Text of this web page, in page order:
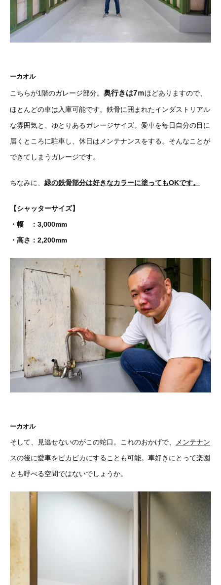
ーカオル
こちらが1階のガレージ部分。 奥行きは7ｍほどありますので、
ほとんどの車は入庫可能です。鉄骨に囲まれたインダストリアル
な雰囲気と、ゆとりあるガレージサイズ。愛車を毎日自分の目に
届くところに駐車し、休日はメンテナンスをする。そんなことが
できてしまうガレージです。
ちなみに、 緑の鉄骨部分は好きなカラーに塗ってもOKです。
【シャッターサイズ】
・幅 ：3,000mm
・高さ：2,200mm
ーカオル
そして、見逃せないのがこの蛇口。これのおかげで、
メンテナン
スの後に愛車をピカピカにすることも可能。車好きにとって楽園
とも呼べる空間ではないでしょうか。